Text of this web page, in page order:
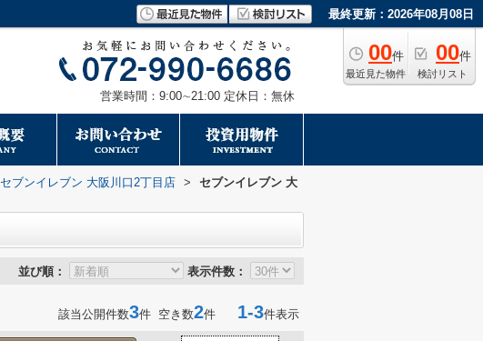
最終更新：2026年08月08日
00件
最近見た物件
00件
検討リスト
営業時間：9:00∼21:00 定休日：無休
セブンイレブン 大阪川口2丁目店 >
セブンイレブン 大
並び順： 表示件数：
該当公開件数3件 空き数2件 1-3件表示